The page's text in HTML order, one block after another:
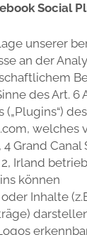
Social
unserer
an der
des Art. 6
(„Plugins“)
welches
Grand Canal
Irland
können
Inhalte